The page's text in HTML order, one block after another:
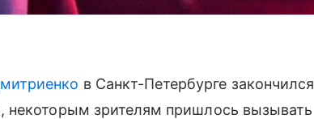
в Санкт-Петербурге закончился
некоторым зрителям пришлось вызывать